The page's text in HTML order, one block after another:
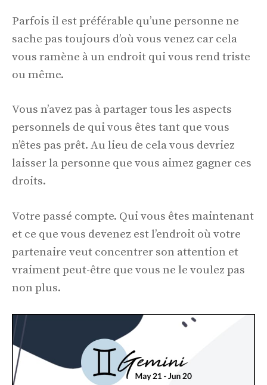
Parfois il est préférable qu’une personne ne
sache pas toujours d’où vous venez car cela
vous ramène à un endroit qui vous rend triste
ou même.
Vous n’avez pas à partager tous les aspects
personnels de qui vous êtes tant que vous
n’êtes pas prêt. Au lieu de cela vous devriez
laisser la personne que vous aimez gagner ces
droits.
Votre passé compte. Qui vous êtes maintenant
et ce que vous devenez est l’endroit où votre
partenaire veut concentrer son attention et
vraiment peut-être que vous ne le voulez pas
non plus.